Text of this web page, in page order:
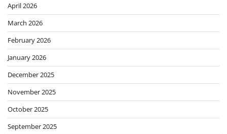
April 2026
March 2026
February 2026
January 2026
December 2025
November 2025
October 2025
September 2025